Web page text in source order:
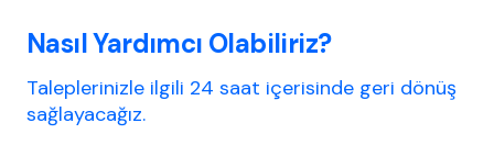
Nasıl Yardımcı Olabiliriz?
Taleplerinizle ilgili 24 saat içerisinde geri dönüş
sağlayacağız.